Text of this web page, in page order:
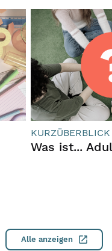
KURZÜBERBLICK
Was ist...
Alle anzeigen